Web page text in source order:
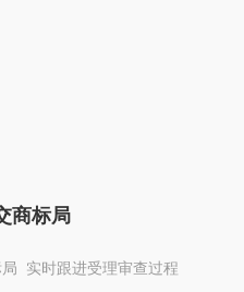
商标局
实时跟进受理审查过程